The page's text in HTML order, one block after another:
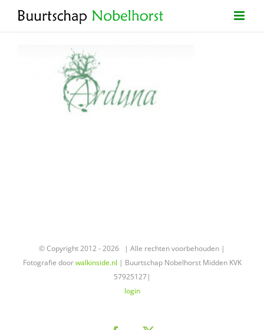
© Copyright 2012 -2026 | Alle rechten voorbehouden |
Fotografie doorwalkinside.nl | Buurtschap Nobelhorst Midden KVK
57925127|
login